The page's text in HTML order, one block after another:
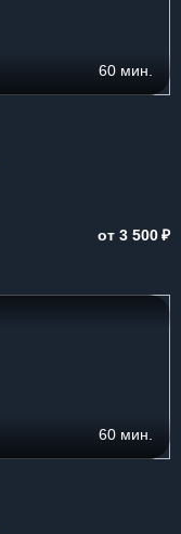
60 мин.
от 3 500₽
60 мин.